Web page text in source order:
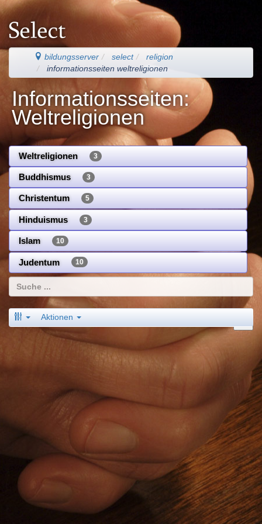
bildungsserver select
religion
informationsseiten weltreligionen
Informationsseiten:
Weltreligionen
Weltreligionen 3
Buddhismus 3
Christentum 5
Hinduismus 3
Islam 10
Judentum 10
Aktionen